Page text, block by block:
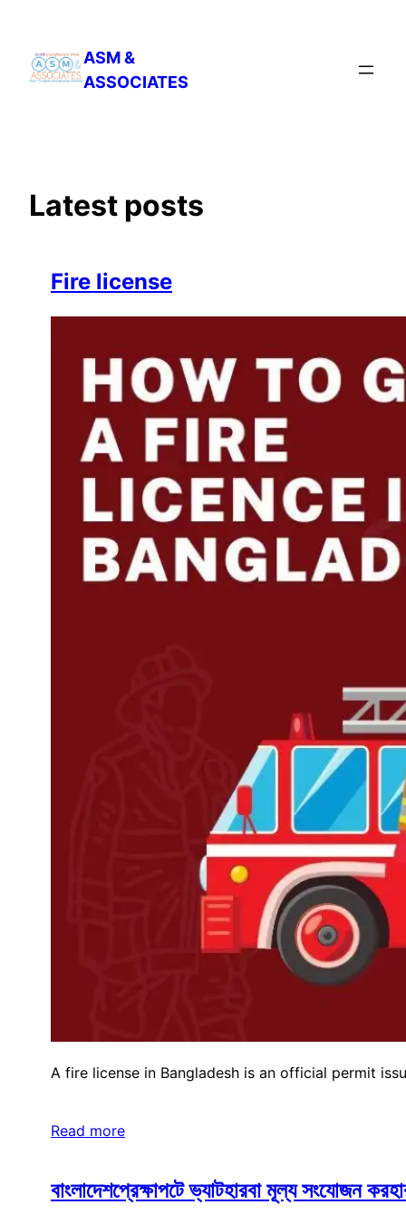
content
ASM &
ASSOCIATES
Latest posts
Fire license
A fire license in Bangladesh is an official permit
Read more
বাংলাদেশপ্রেক্ষাপটে ভ্যাটহারবা মূল্য সংযোজন